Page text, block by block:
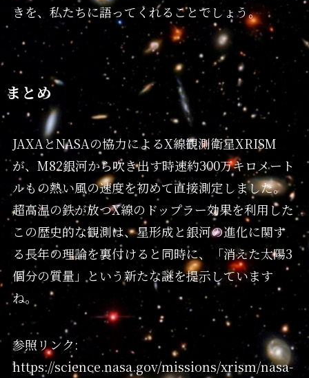
きを、私たちに語ってくれることでしょう。
まとめ
JAXAとNASAの協力によるX線観測衛星XRISM
が、M82銀河から吹き出す時速約300万キロメート
ルもの熱い風の速度を初めて直接測定しました。
超高温の鉄が放つX線のドップラー効果を利用した
この歴史的な観測は、星形成と銀河の進化に関す
る長年の理論を裏付けると同時に、「消えた太陽3
個分の質量」という新たな謎を提示しています
ね。
参照リンク:
https://science.nasa.gov/missions/xrism/nasa-